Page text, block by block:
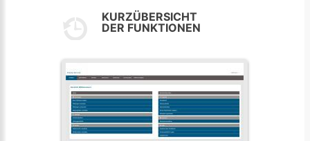
KURZÜBERSICHT
DER FUNKTIONEN